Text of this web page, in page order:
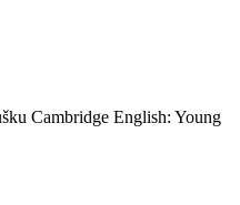
Cambridge English: Young